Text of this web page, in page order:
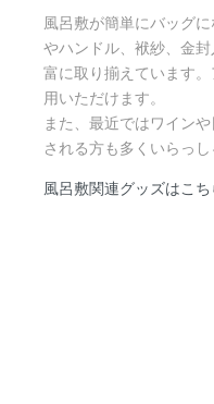
風呂敷が簡単にバッグ
やハンドル、袱紗、金
富に取り揃えています
用いただけます。
また、最近ではワイン
される方も多くいらっし
風呂敷関連グッズはこち